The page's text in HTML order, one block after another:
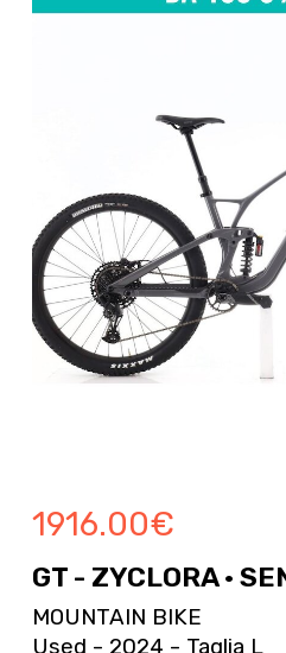
1916.00€
GT - ZYCLORA ·
MOUNTAIN BIKE
Used - 2024 - Taglia L